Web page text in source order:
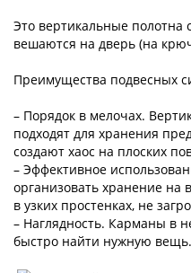
Это вертикальные полотна
вешаются на дверь (на
Преимущества подвесных
– Порядок в мелочах.
подходят для хранения
создают хаос на плоских
– Эффективное
организовать хранение на
в узких простенках, не
– Наглядность. Карманы в
быстро найти нужную вещь.